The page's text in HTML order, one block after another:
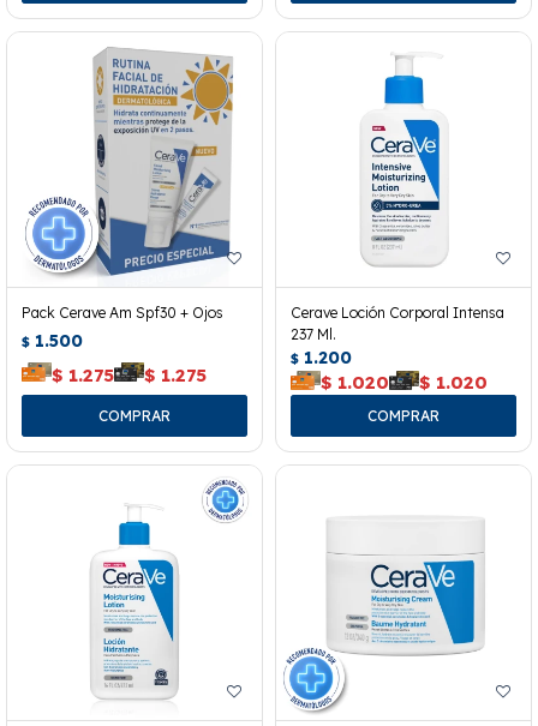
Pack Cerave Am Spf30 + Ojos
$ 1.500
$ 1.275 $ 1.275
Cerave Loción Corporal Intensa
237 Ml.
$ 1.200
$ 1.020 $ 1.020